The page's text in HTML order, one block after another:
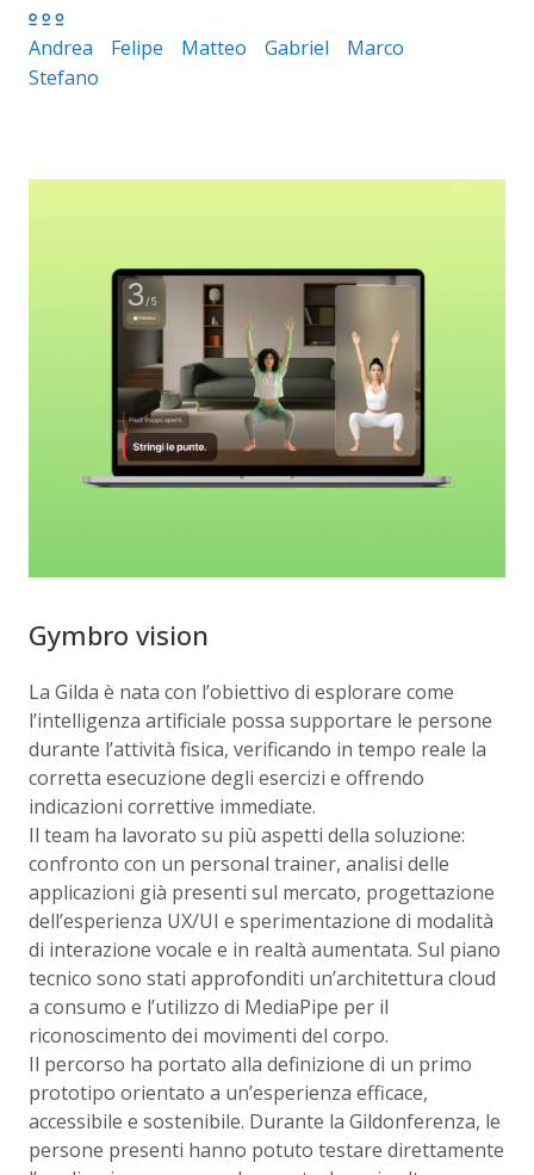
Andrea Felipe Matteo Gabriel
Marco
Stefano
Gymbro vision
La Gilda è nata con l’obiettivo di esplorare come
l’intelligenza artificiale possa supportare le persone
durante l’attività fisica, verificando in tempo reale la
corretta esecuzione degli esercizi e offrendo
indicazioni correttive immediate.
Il team ha lavorato su più aspetti della soluzione:
confronto con un personal trainer, analisi delle
applicazioni già presenti sul mercato, progettazione
dell’esperienza UX/UI e sperimentazione di modalità
di interazione vocale e in realtà aumentata. Sul piano
tecnico sono stati approfonditi un’architettura cloud
a consumo e l’utilizzo di MediaPipe per il
riconoscimento dei movimenti del corpo.
Il percorso ha portato alla definizione di un primo
prototipo orientato a un’esperienza efficace,
accessibile e sostenibile. Durante la Gildonferenza, le
persone presenti hanno potuto testare direttamente